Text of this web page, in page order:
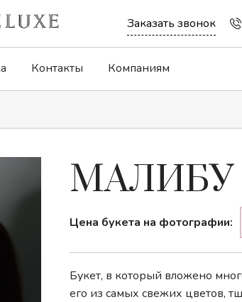
Заказать звонок
Дофаминовые
Композиции
Розы
Контакты Компаниям
МАЛИБУ
Цена букета на фотографии:
Букет, в который вложено
его из самых свежих цветов,